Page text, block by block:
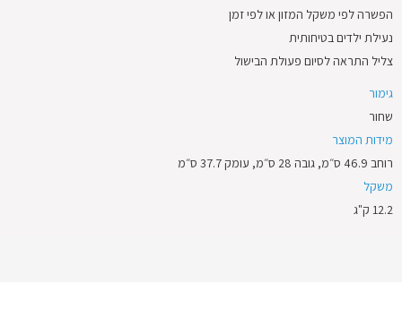
הפשרה לפי משקל המזון או לפי זמן
נעילת ילדים בטיחותית
צליל התראה לסיום פעולת הבישול
גימור
שחור
מידות המוצר
רוחב 46.9 ס״מ, גובה 28 ס״מ, עומק 37.7 ס״מ
משקל
12.2 ק"ג